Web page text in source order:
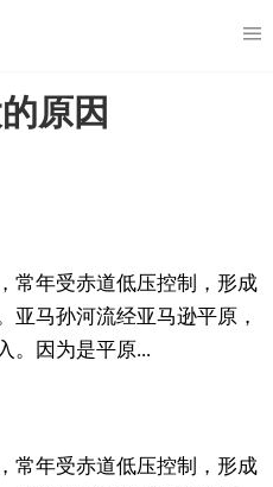
原因
常年受赤道低压控制，形成
亚马孙河流经亚马逊平原，
。因为是平原...
常年受赤道低压控制，形成